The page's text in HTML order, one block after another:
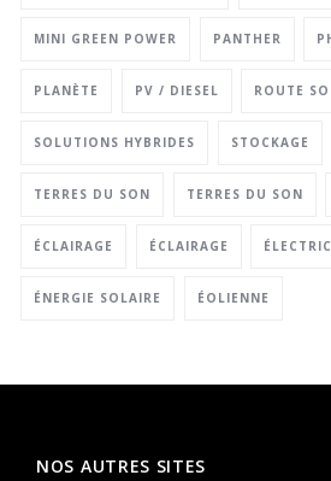
MINI GREEN POWER PANTHER
PLANÈTE PV / DIESEL ROUTE
SOLUTIONS HYBRIDES STOCKAGE
TERRES DU SON TERRES DU SON
ÉCLAIRAGE ÉCLAIRAGE
ÉNERGIE SOLAIRE ÉOLIENNE
NOS AUTRES SITES